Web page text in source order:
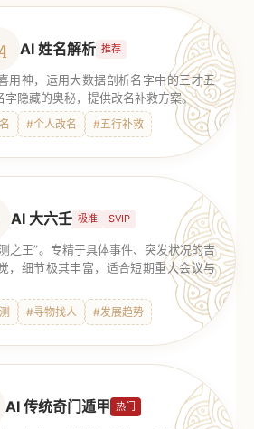
AI 姓名解析 推荐
用神，运用大数据剖析名字中的三才五
字隐藏的奥秘，提供改名补救方案。
#个人改名 #五行补救
AI 大六壬 极准 SVIP
之王”。专精于具体事件、突发状况的吉
，细节极其丰富，适合短期重大会议与
#寻物找人 #发展趋势
AI 传统奇门遁甲 热门